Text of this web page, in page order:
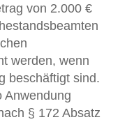
von 2.000 €
werden, wenn
beschäftigt sind.
Anwendung
§ 172 Absatz